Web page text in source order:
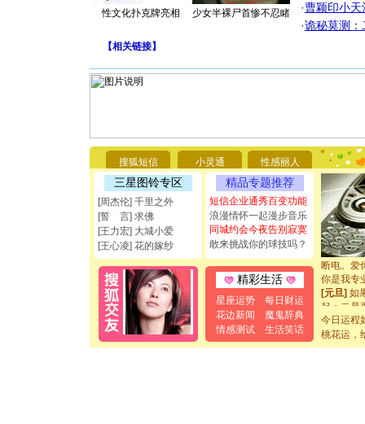
性文化扑克牌亮相 少女半裸尸首惨不忍睹
·曹颖印小天
·诡秘莫测：
【相关链接】
搜狐短信 小灵通 性感丽人
三星图铃专区
[周杰伦] 千里之外
[誓 言] 求佛
[王力宏] 大城小爱
[王心凌] 花的嫁纱
精品专题推荐
短信企业通秀百变功能
浪漫情怀一起漫步音乐
同城约会今夜告别寂寞
敢来挑战你的球技吗？
精彩生活
星座运势
每日财运
花边新闻
魔鬼辞典
情感测试
生活笑话
[圣诞节]
你太多，
要平安
[圣诞节]
能正大光
都要快乐
[圣诞节]
如意,快
[元旦]看
断电。爱
你是我专
[元旦]如
起；二是
离。水晶
[元旦]当
泣，这痛
今日运程
桃花运，